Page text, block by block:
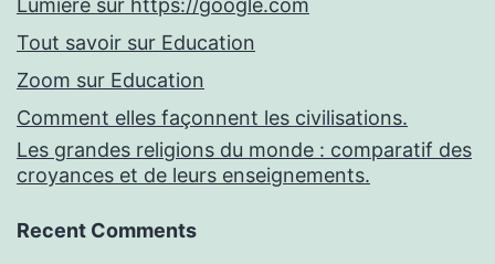
Lumière sur https://google.com
Tout savoir sur Education
Zoom sur Education
Comment elles façonnent les civilisations.
Les grandes religions du monde : comparatif des
croyances et de leurs enseignements.
Recent Comments